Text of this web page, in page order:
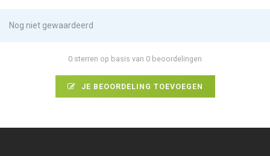
Nog niet gewaardeerd
0 sterren op basis van 0 beoordelingen
JE BEOORDELING TOEVOEGEN